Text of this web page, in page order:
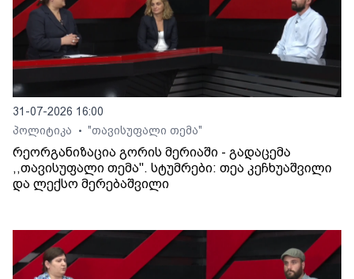
31-07-2026 16:00
პოლიტიკა
• "თავისუფალი თემა"
რეორგანიზაცია გორის მერიაში - გადაცემა
,,თავისუფალი თემა". სტუმრები: თეა კეჩხუაშვილი
და ლექსო მერებაშვილი